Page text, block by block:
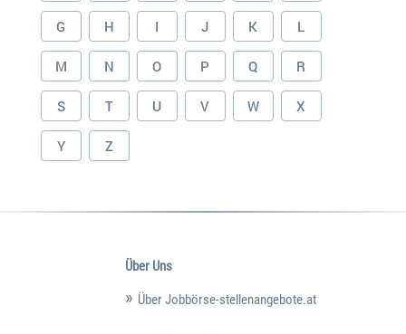
G H I J K L
M N O P Q R
S T U V W X
Y Z
Über Uns
Über Jobbörse-stellenangebote.at